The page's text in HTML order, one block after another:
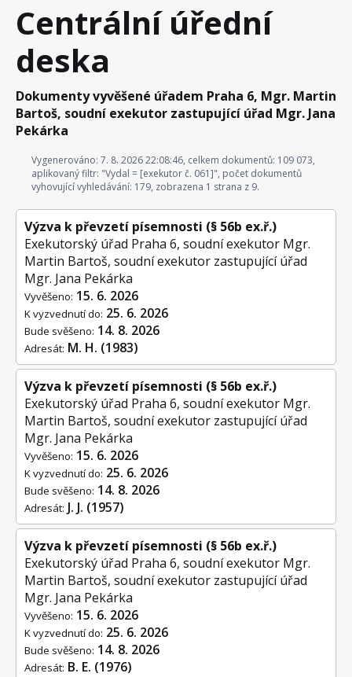
Centrální úřední
deska
Dokumenty vyvěšené úřadem Praha 6, Mgr. Martin
Bartoš, soudní exekutor zastupující úřad Mgr. Jana
Pekárka
Vygenerováno: 7. 8. 2026 22:08:46, celkem dokumentů: 109 073,
aplikovaný filtr: "Vydal = [exekutor č. 061]", počet dokumentů
vyhovující vyhledávání: 179, zobrazena 1 strana z 9.
Výzva k převzetí písemnosti (§ 56b ex.ř.)
Exekutorský úřad Praha 6, soudní exekutor Mgr.
Martin Bartoš, soudní exekutor zastupující úřad
Mgr. Jana Pekárka
Vyvěšeno: 15. 6. 2026
Adresát: M. H. (1983)
K vyzvednutí do: 25. 6. 2026
Bude svěšeno: 14. 8. 2026
Výzva k převzetí písemnosti (§ 56b ex.ř.)
Exekutorský úřad Praha 6, soudní exekutor Mgr.
Martin Bartoš, soudní exekutor zastupující úřad
Mgr. Jana Pekárka
Vyvěšeno: 15. 6. 2026
Adresát: J. J. (1957)
K vyzvednutí do: 25. 6. 2026
Bude svěšeno: 14. 8. 2026
Výzva k převzetí písemnosti (§ 56b ex.ř.)
Exekutorský úřad Praha 6, soudní exekutor Mgr.
Martin Bartoš, soudní exekutor zastupující úřad
Mgr. Jana Pekárka
Vyvěšeno: 15. 6. 2026
Adresát: B. E. (1976)
K vyzvednutí do: 25. 6. 2026
Bude svěšeno: 14. 8. 2026